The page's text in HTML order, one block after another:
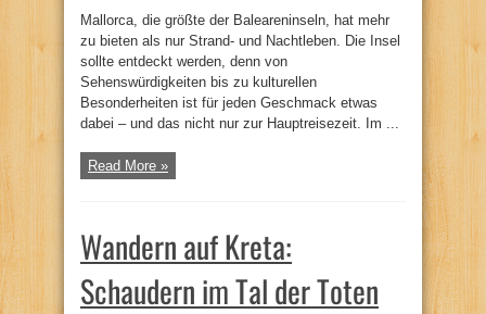
Mallorca, die größte der Baleareninseln, hat mehr
zu bieten als nur Strand- und Nachtleben. Die Insel
sollte entdeckt werden, denn von
Sehenswürdigkeiten bis zu kulturellen
Besonderheiten ist für jeden Geschmack etwas
dabei – und das nicht nur zur Hauptreisezeit. Im ...
Read More »
Wandern auf Kreta:
Schaudern im Tal der Toten